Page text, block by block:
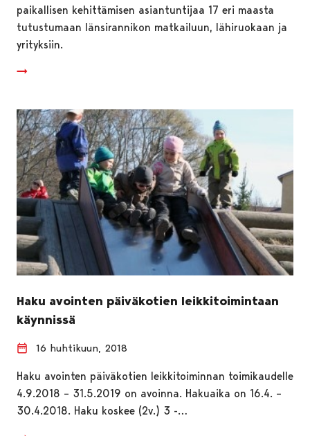
paikallisen kehittämisen asiantuntijaa 17 eri maasta
tutustumaan länsirannikon matkailuun, lähiruokaan ja
yrityksiin.
Haku avointen päiväkotien leikkitoimintaan
käynnissä
16 huhtikuun, 2018
Haku avointen päiväkotien leikkitoiminnan toimikaudelle
4.9.2018 – 31.5.2019 on avoinna. Hakuaika on 16.4. –
30.4.2018. Haku koskee (2v.) 3 -…